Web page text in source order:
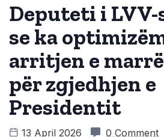
Deputeti i
se ka
arritjen e
për zgjedhjen e
Presidentit
13 April 2026 0 Comment